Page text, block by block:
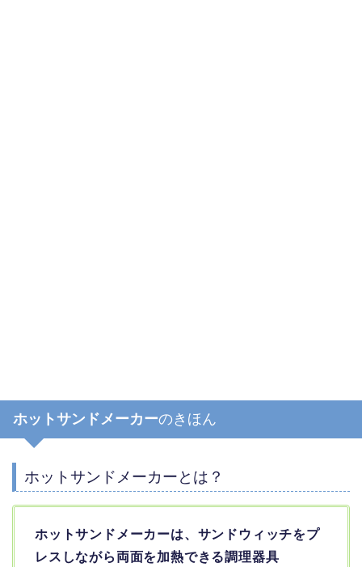
ホットサンドメーカーのきほん
ホットサンドメーカーとは？
ホットサンドメーカーは、サンドウィッチをプ
レスしながら両面を加熱できる調理器具